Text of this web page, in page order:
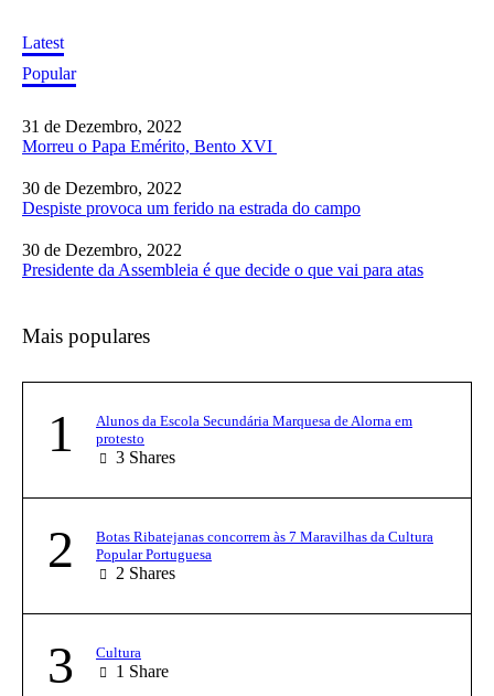
Latest
Popular
31 de Dezembro, 2022
Morreu o Papa Emérito, Bento XVI
30 de Dezembro, 2022
Despiste provoca um ferido na estrada do campo
30 de Dezembro, 2022
Presidente da Assembleia é que decide o que vai para atas
Mais populares
1
Alunos da Escola Secundária Marquesa de Alorna em
protesto
3 Shares
2
Botas Ribatejanas concorrem às 7 Maravilhas da Cultura
Popular Portuguesa
2 Shares
3 Cultura
1 Share